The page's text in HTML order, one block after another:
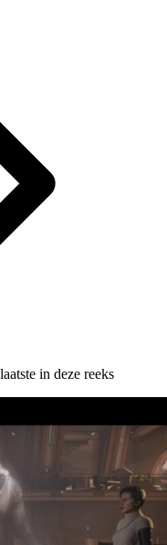
in deze reeks